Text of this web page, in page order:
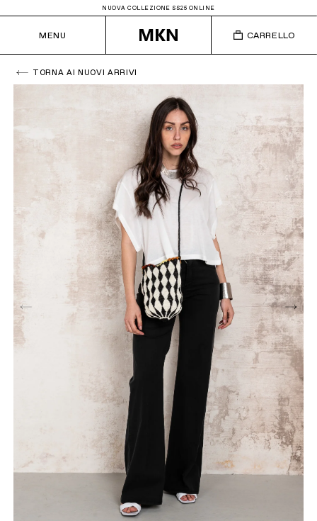
NUOVA COLLEZIONE SS25 ONLINE
MENU CARRELLO
TORNA AI NUOVI ARRIVI